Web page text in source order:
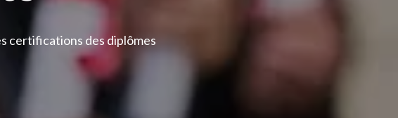
certifications des diplômes